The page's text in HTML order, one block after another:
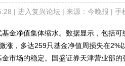
| 进入复兴论坛| 来源：今晚报 | 手
净值集体缩水。数据显示，包括可
涨，多达259只基金净值周损失在2%
市场的稳定。国盛证券天津营业部的